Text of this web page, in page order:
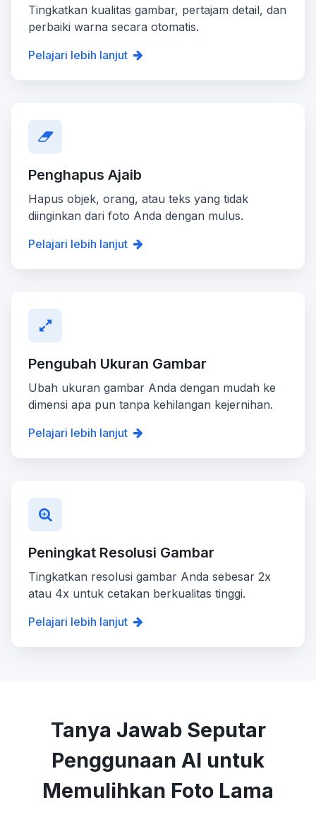
Tingkatkan kualitas gambar, pertajam detail, dan
perbaiki warna secara otomatis.
Pelajari lebih lanjut
Penghapus Ajaib
Hapus objek, orang, atau teks yang tidak
diinginkan dari foto Anda dengan mulus.
Pelajari lebih lanjut
Pengubah Ukuran Gambar
Ubah ukuran gambar Anda dengan mudah ke
dimensi apa pun tanpa kehilangan kejernihan.
Pelajari lebih lanjut
Peningkat Resolusi Gambar
Tingkatkan resolusi gambar Anda sebesar 2x
atau 4x untuk cetakan berkualitas tinggi.
Pelajari lebih lanjut
Tanya Jawab Seputar
Penggunaan AI untuk
Memulihkan Foto Lama